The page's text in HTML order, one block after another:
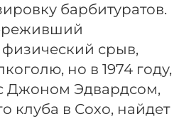
барбитуратов.
срыв,
но в 1974 году,
Джоном Эдвардсом,
клуба в Сохо, найдет